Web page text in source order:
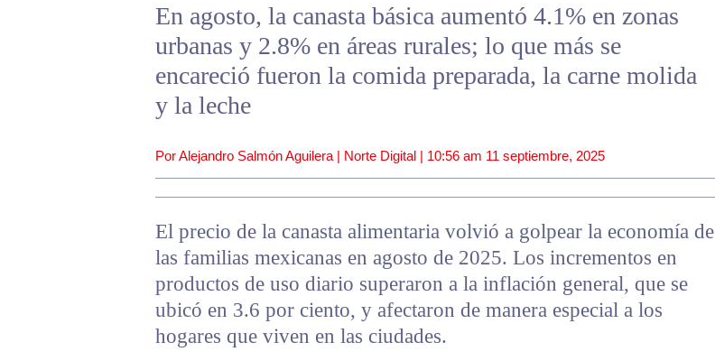
En agosto, la canasta básica aumentó 4.1% en zonas
urbanas y 2.8% en áreas rurales; lo que más se
encareció fueron la comida preparada, la carne molida
y la leche
Por Alejandro Salmón Aguilera | Norte Digital | 10:56 am 11 septiembre, 2025
El precio de la canasta alimentaria volvió a golpear la economía de
las familias mexicanas en agosto de 2025. Los incrementos en
productos de uso diario superaron a la inflación general, que se
ubicó en 3.6 por ciento, y afectaron de manera especial a los
hogares que viven en las ciudades.